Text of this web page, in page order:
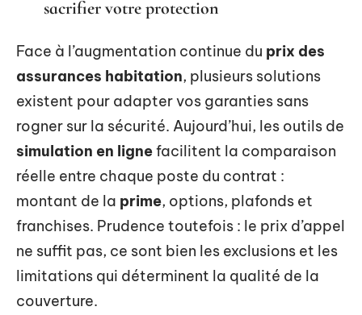
sacrifier votre protection
Face à l’augmentation continue du prix des
assurances habitation, plusieurs solutions
existent pour adapter vos garanties sans
rogner sur la sécurité. Aujourd’hui, les outils de
simulation en lignefacilitent la comparaison
réelle entre chaque poste du contrat :
montant de la prime, options, plafonds et
franchises. Prudence toutefois : le prix d’appel
ne suffit pas, ce sont bien les exclusions et les
limitations qui déterminent la qualité de la
couverture.